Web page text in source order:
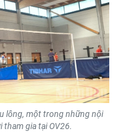
lông, một trong những nội
gia tại OV26.